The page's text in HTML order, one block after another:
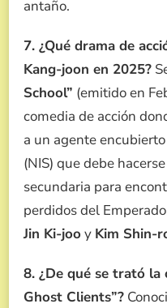
antaño.
7. ¿Qué drama de
Kang-joon en 2025?
School” (emitido en
comedia de acción
a un agente
(NIS) que debe
secundaria para
perdidos del
Jin Ki-joo y Kim Shin-
8. ¿De qué se trató la
Ghost Clients”?